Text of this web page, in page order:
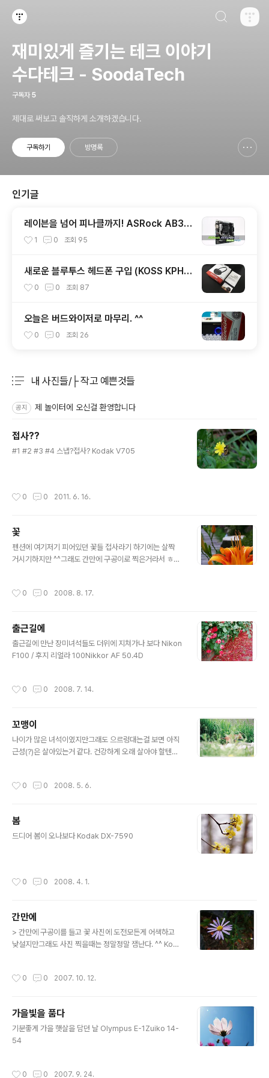
재미있게 즐기는 테크 이야기
수다테크 - SoodaTech
구독자 5
제대로 써보고 솔직하게 소개하겠습니다.
구독하기 방명록
인기글
레이븐을 넘어 피나클까지! ASRock AB35
0M PRO4 에즈윈 사용기
1 0 조회 95
새로운 블루투스 헤드폰 구입 (KOSS KPH
7) 0 0 조회 87
오늘은 버드와이저로 마무리. ^^
0 0 조회 26
내 사진들/├ 작고 예쁜것들
공지 제 놀이터에 오신걸 환영합니다
접사??
#1 #2 #3 #4 스냅?접사? Kodak V705
0 0 2011. 6. 16.
꽃
펜션에 여기저기 피어있던 꽃들 접사라기 하기에는 살짝
거시기하지만 ^^그래도 간만에 구공이로 찍은거라서 ㅎㅎ
0 0 2008. 8. 17.
출근길에
출근길에 만난 장미녀석들도 더위에 지쳐가나 보다 Nikon
F100 / 후지 리얼라 100Nikkor AF 50.4D
0 0 2008. 7. 14.
꼬맹이
나이가 많은 녀석이였지만그래도 으르렁대는걸 보면 아직
근성(?)은 살아있는거 같다. 건강하게 오래 살아야 할텐데..
0 0 2008. 5. 6.
봄
드디어 봄이 오나보다 Kodak DX-7590
0 0 2008. 4. 1.
간만에
> 간만에 구공이를 들고 꽃 사진에 도전모든게 어색하고
낮설지만그래도 사진 찍을때는 정말정말 잼난다. ^^ Koda
0 0 2007. 10. 12.
가을빛을 품다
기분좋게 가을 햇살을 담던 날 Olympus E-1Zuiko 14-
54
0 0 2007. 9. 24.